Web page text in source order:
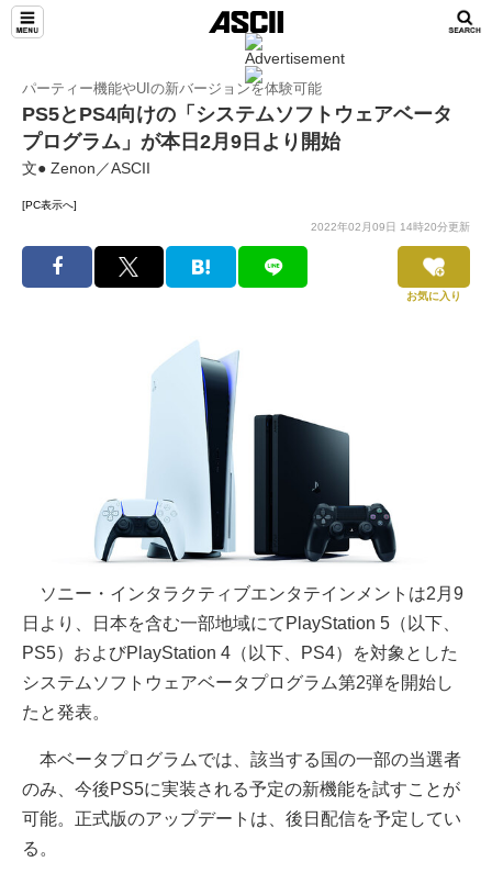
パーティー機能やUIの新バージョンを体験可能
PS5とPS4向けの「システムソフトウェアベータ
プログラム」が本日2月9日より開始
文● Zenon／ASCII
[PC表示へ]
2022年02月09日 14時20分更新
お気に入り
ソニー・インタラクティブエンタテインメントは2月9
日より、日本を含む一部地域にてPlayStation 5（以下、
PS5）およびPlayStation 4（以下、PS4）を対象とした
システムソフトウェアベータプログラム第2弾を開始し
たと発表。
本ベータプログラムでは、該当する国の一部の当選者
のみ、今後PS5に実装される予定の新機能を試すことが
可能。正式版のアップデートは、後日配信を予定してい
る。